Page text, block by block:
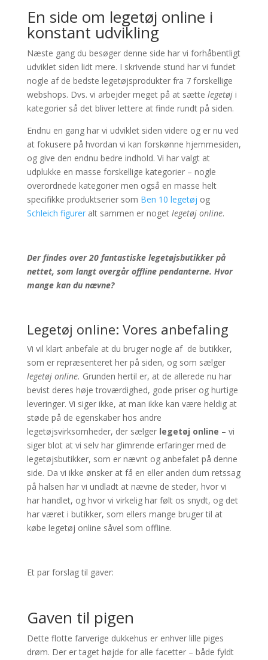
En side om legetøj online i
konstant udvikling
Næste gang du besøger denne side har vi forhåbentligt
udviklet siden lidt mere. I skrivende stund har vi fundet
nogle af de bedste legetøjsprodukter fra 7 forskellige
webshops. Dvs. vi arbejder meget på at sætte legetøji
kategorier så det bliver lettere at finde rundt på siden.
Endnu en gang har vi udviklet siden videre og er nu ved
at fokusere på hvordan vi kan forskønne hjemmesiden,
og give den endnu bedre indhold. Vi har valgt at
udplukke en masse forskellige kategorier – nogle
overordnede kategorier men også en masse helt
specifikke produktserier som Ben 10 legetøj og
Schleich figureralt sammen er nogetlegetøj online.
Der findes over 20 fantastiske legetøjsbutikker på
nettet, som langt overgår offline pendanterne. Hvor
mange kan du nævne?
Legetøj online: Vores anbefaling
Vi vil klart anbefale at du bruger nogle af de butikker,
som er repræsenteret her på siden, og som sælger
legetøj online. Grunden hertil er, at de allerede nu har
bevist deres høje troværdighed, gode priser og hurtige
leveringer. Vi siger ikke, at man ikke kan være heldig at
støde på de egenskaber hos andre
legetøjsvirksomheder, der sælger legetøj online – vi
siger blot at vi selv har glimrende erfaringer med de
legetøjsbutikker, som er nævnt og anbefalet på denne
side. Da vi ikke ønsker at få en eller anden dum retssag
på halsen har vi undladt at nævne de steder, hvor vi
har handlet, og hvor vi virkelig har følt os snydt, og det
har været i butikker, som ellers mange bruger til at
købe legetøj online såvel som offline.
Et par forslag til gaver:
Gaven til pigen
Dette flotte farverige dukkehus er enhver lille piges
drøm. Der er taget højde for alle facetter – både fyldt